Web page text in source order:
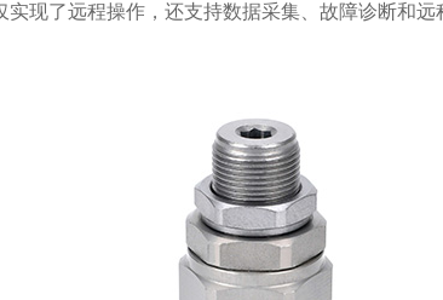
实现了远程操作，还支持数据采集、故障诊断和